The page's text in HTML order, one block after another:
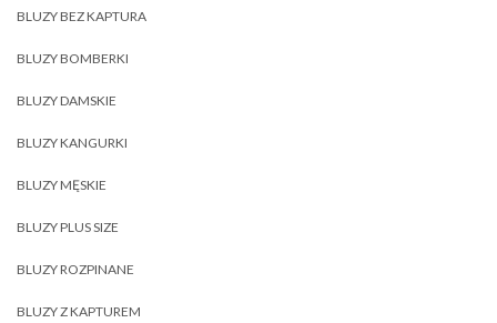
BLUZY BEZ KAPTURA
BLUZY BOMBERKI
BLUZY DAMSKIE
BLUZY KANGURKI
BLUZY MĘSKIE
BLUZY PLUS SIZE
BLUZY ROZPINANE
BLUZY Z KAPTUREM